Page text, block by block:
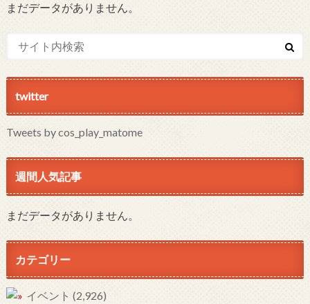
まだデータがありません。
twitter
Tweets by cos_play_matome
週間人気記事
まだデータがありません。
カテゴリー
イベント (2,926)